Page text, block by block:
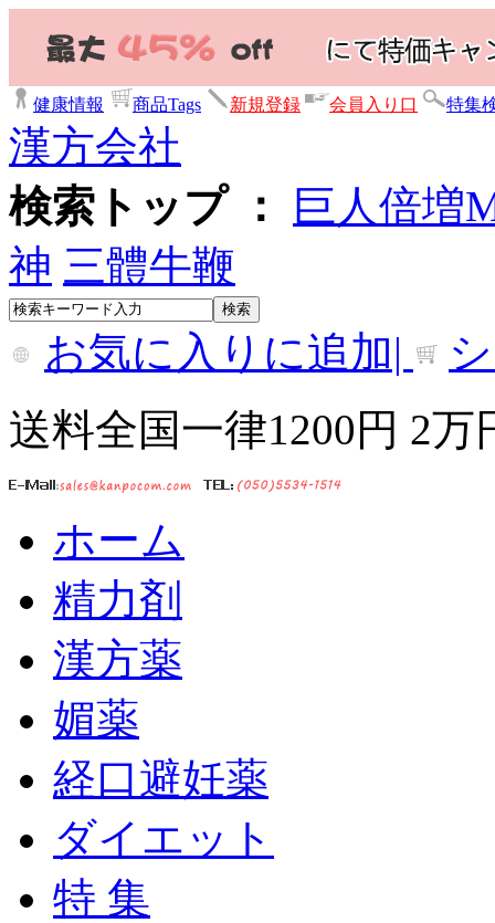
健康情報 商品Tags 新規登録 会員入り口 特集
漢方会社
検索トップ ：
巨人倍増
神 三體牛鞭
お気に入りに追加|
送料全国一律1200円 2
ホーム
精力剤
漢方薬
媚薬
経口避妊薬
ダイエット
特 集